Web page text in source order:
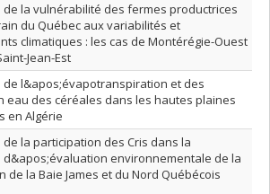
de la vulnérabilité des fermes productrices
du Québec aux variabilités et
climatiques : les cas de Montérégie-Ouest
Jean-Est
de l&apos;évapotranspiration et des
eau des céréales dans les hautes plaines
en Algérie
la participation des Cris dans la
environnementale de la
de la Baie James et du Nord Québécois